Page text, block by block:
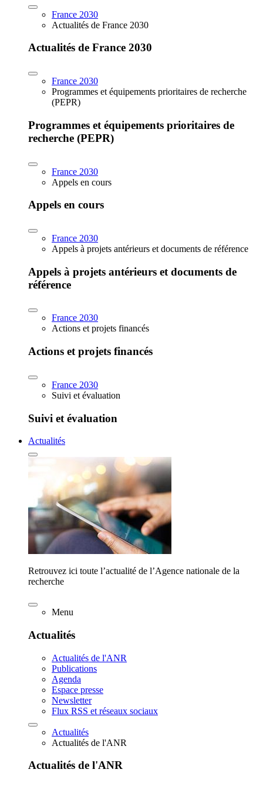
France 2030
Actualités de France 2030
Actualités de France 2030
France 2030
Programmes et équipements prioritaires de recherche
(PEPR)
Programmes et équipements prioritaires de
recherche (PEPR)
France 2030
Appels en cours
Appels en cours
France 2030
Appels à projets antérieurs et documents de référence
Appels à projets antérieurs et documents de
référence
France 2030
Actions et projets financés
Actions et projets financés
France 2030
Suivi et évaluation
Suivi et évaluation
Actualités
Retrouvez ici toute l’actualité de l’Agence nationale de la
recherche
Menu
Actualités
Actualités de l'ANR
Publications
Agenda
Espace presse
Newsletter
Flux RSS et réseaux sociaux
Actualités
Actualités de l'ANR
Actualités de l'ANR